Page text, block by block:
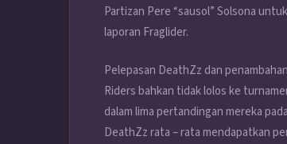
Partizan Pere “sausol” Solsona
laporan Fraglider.
Pelepasan DeathZz dan
Riders bahkan tidak lolos ke
dalam lima pertandingan mereka
DeathZz rata – rata mendapatkan